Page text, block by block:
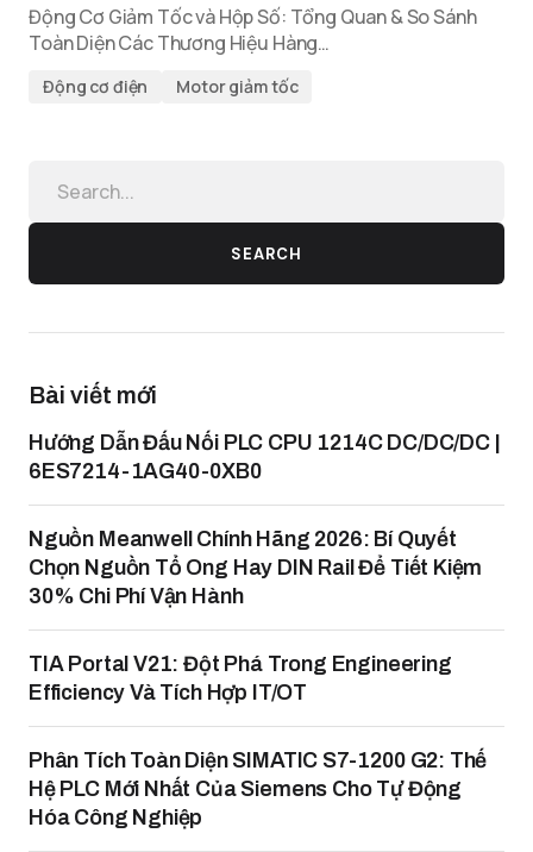
Động Cơ Giảm Tốc và Hộp Số: Tổng Quan & So Sánh
Toàn Diện Các Thương Hiệu Hàng…
Động cơ điện Motor giảm tốc
SEARCH
Bài viết mới
Hướng Dẫn Đấu Nối PLC CPU 1214C DC/DC/DC |
6ES7214-1AG40-0XB0
Nguồn Meanwell Chính Hãng 2026: Bí Quyết
Chọn Nguồn Tổ Ong Hay DIN Rail Để Tiết Kiệm
30% Chi Phí Vận Hành
TIA Portal V21: Đột Phá Trong Engineering
Efficiency Và Tích Hợp IT/OT
Phân Tích Toàn Diện SIMATIC S7-1200 G2: Thế
Hệ PLC Mới Nhất Của Siemens Cho Tự Động
Hóa Công Nghiệp